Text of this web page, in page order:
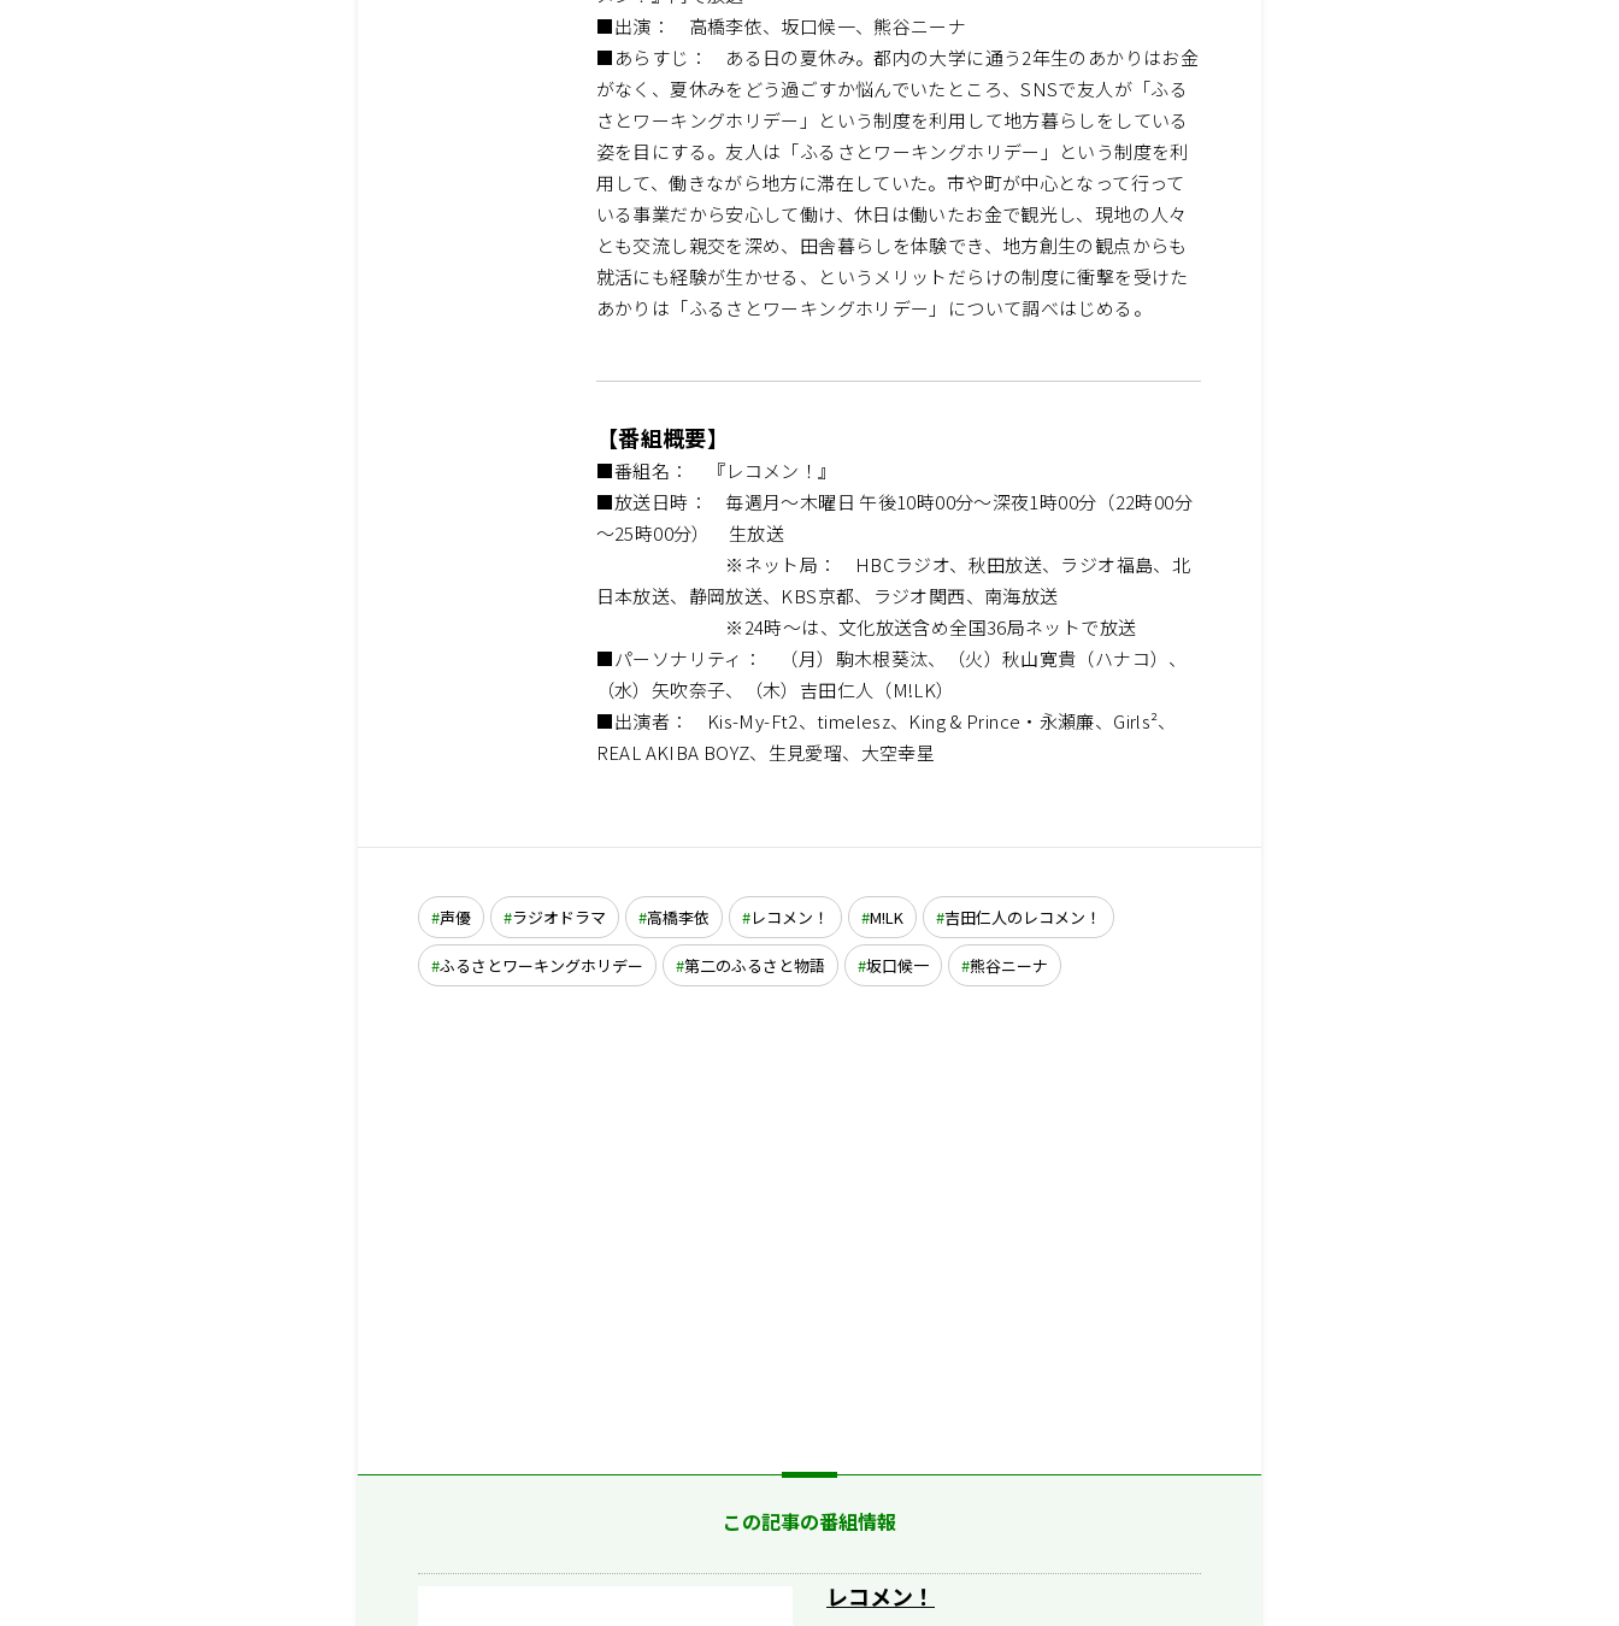
■出演： 高橋李依、坂口候一、熊谷ニーナ
■あらすじ： ある日の夏休み。都内の大学に通う2年生のあかりはお金
がなく、夏休みをどう過ごすか悩んでいたところ、SNSで友人が「ふる
さとワーキングホリデー」という制度を利用して地方暮らしをしている
姿を目にする。友人は「ふるさとワーキングホリデー」という制度を利
用して、働きながら地方に滞在していた。市や町が中心となって行って
いる事業だから安心して働け、休日は働いたお金で観光し、現地の人々
とも交流し親交を深め、田舎暮らしを体験でき、地方創生の観点からも
就活にも経験が生かせる、というメリットだらけの制度に衝撃を受けた
あかりは「ふるさとワーキングホリデー」について調べはじめる―――。
【番組概要】
■番組名： 『レコメン！』
■放送日時： 毎週月～木曜日 午後10時00分～深夜1時00分（22時00分
～25時00分） 生放送
※ネット局： HBCラジオ、秋田放送、ラジオ福島、北
日本放送、静岡放送、KBS京都、ラジオ関西、南海放送
※24時～は、文化放送含め全国36局ネットで放送
■パーソナリティ： （月）駒木根葵汰、（火）秋山寛貴（ハナコ）、
（水）矢吹奈子、（木）吉田仁人（M!LK）
■出演者： Kis-My-Ft2、timelesz、King & Prince・永瀬廉、Girls²、
REAL AKIBA BOYZ、生見愛瑠、大空幸星
声優 ラジオドラマ 高橋李依 レコメン！ M!LK 吉田仁人のレコメン！
ふるさとワーキングホリデー 第二のふるさと物語 坂口候一 熊谷ニーナ
この記事の番組情報
レコメン！